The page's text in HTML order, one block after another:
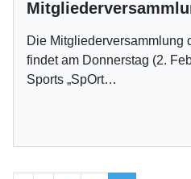
Die Mitgliederversammlung
findet am Donnerstag (2.
Sports „SpOrt…